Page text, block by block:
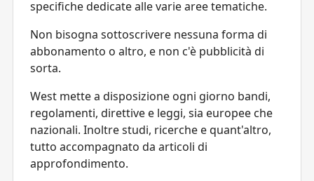
specifiche dedicate alle varie aree tematiche.
Non bisogna sottoscrivere nessuna forma di
abbonamento o altro, e non c'è pubblicità di
sorta.
West mette a disposizione ogni giorno bandi,
regolamenti, direttive e leggi, sia europee che
nazionali. Inoltre studi, ricerche e quant'altro,
tutto accompagnato da articoli di
approfondimento.